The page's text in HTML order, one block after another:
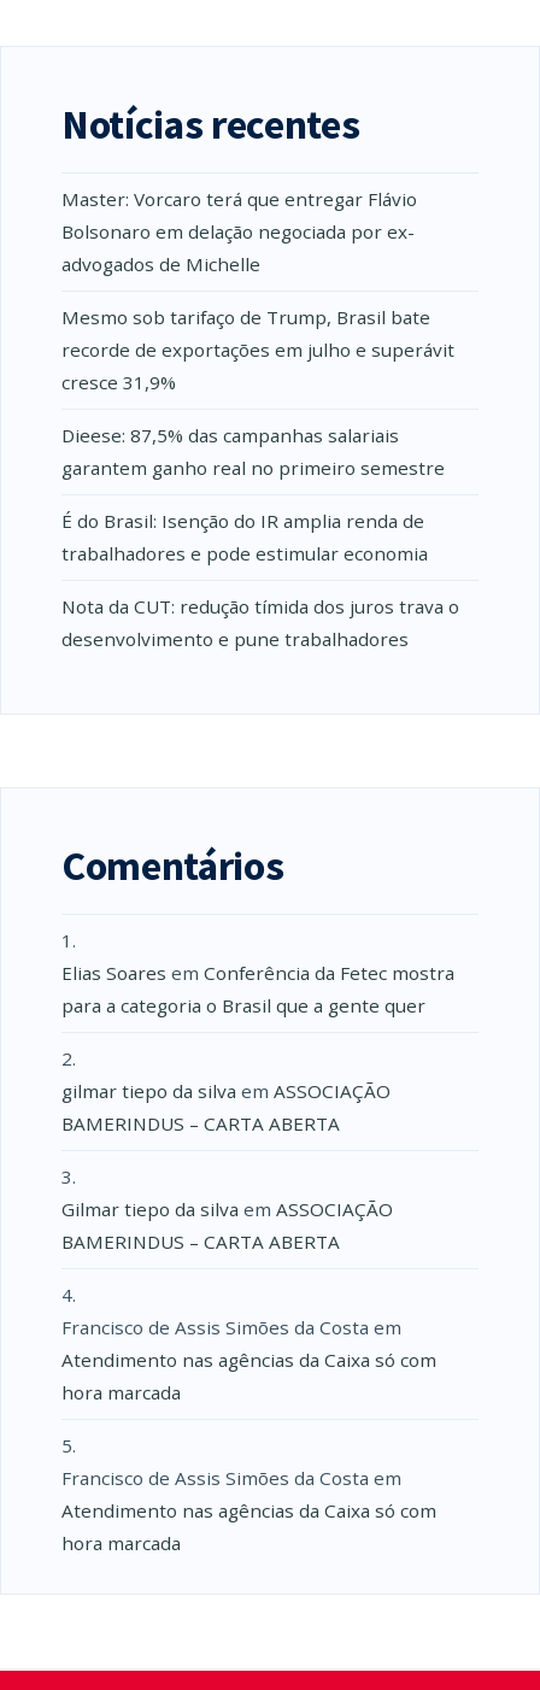
Notícias recentes
Master: Vorcaro terá que entregar Flávio
Bolsonaro em delação negociada por ex-
advogados de Michelle
Mesmo sob tarifaço de Trump, Brasil bate
recorde de exportações em julho e superávit
cresce 31,9%
Dieese: 87,5% das campanhas salariais
garantem ganho real no primeiro semestre
É do Brasil: Isenção do IR amplia renda de
trabalhadores e pode estimular economia
Nota da CUT: redução tímida dos juros trava o
desenvolvimento e pune trabalhadores
Comentários
Elias Soares em Conferência da Fetec mostra
para a categoria o Brasil que a gente quer
gilmar tiepo da silva em ASSOCIAÇÃO
BAMERINDUS – CARTA ABERTA
Gilmar tiepo da silva em ASSOCIAÇÃO
BAMERINDUS – CARTA ABERTA
Francisco de Assis Simões da Costa em
Atendimento nas agências da Caixa só com
hora marcada
Francisco de Assis Simões da Costa em
Atendimento nas agências da Caixa só com
hora marcada